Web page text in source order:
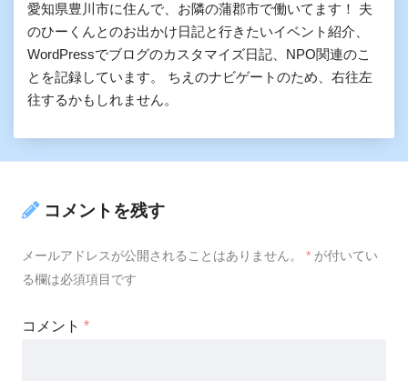
愛知県豊川市に住んで、お隣の蒲郡市で働いてます！ 夫
のひーくんとのお出かけ日記と行きたいイベント紹介、
WordPressでブログのカスタマイズ日記、NPO関連のこ
とを記録しています。 ちえのナビゲートのため、右往左
往するかもしれません。
コメントを残す
メールアドレスが公開されることはありません。 * が付いてい
る欄は必須項目です
コメント *